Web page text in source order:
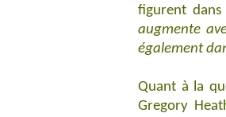
figurent
augmente
également
Quant à la
Gregory